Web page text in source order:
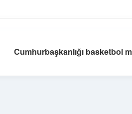
Cumhurbaşkanlığı basketbol